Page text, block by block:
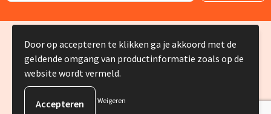
© Copyright Silvia Bruin reclame-advies 2025
Door op accepteren te klikken ga je akkoord met de
geldende omgang van productinformatie zoals op de
website wordt vermeld.
Weigeren